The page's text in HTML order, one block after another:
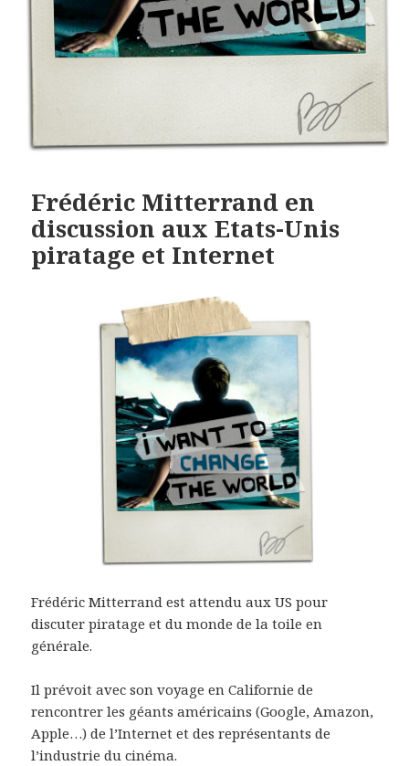
Frédéric Mitterrand en
discussion aux Etats-Unis
piratage et Internet
Frédéric Mitterrand est attendu aux US pour
discuter piratage et du monde de la toile en
générale.
Il prévoit avec son voyage en Californie de
rencontrer les géants américains (Google, Amazon,
Apple…) de l’Internet et des représentants de
l’industrie du cinéma.